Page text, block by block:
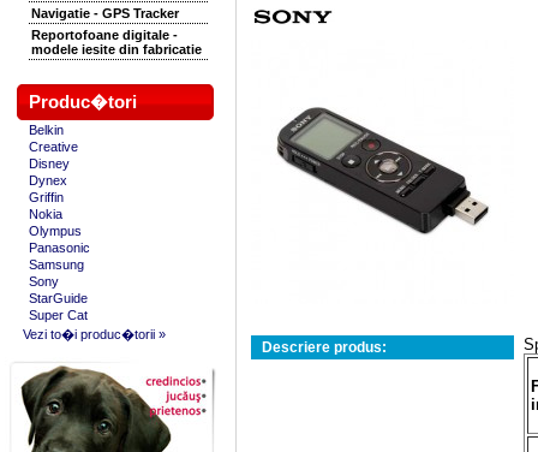
Navigatie - GPS Tracker
Reportofoane digitale -
modele iesite din fabricatie
Produc�tori
Belkin
Creative
Disney
Dynex
Griffin
Nokia
Olympus
Panasonic
Samsung
Sony
StarGuide
Super Cat
Vezi to�i produc�torii »
Descriere produs: